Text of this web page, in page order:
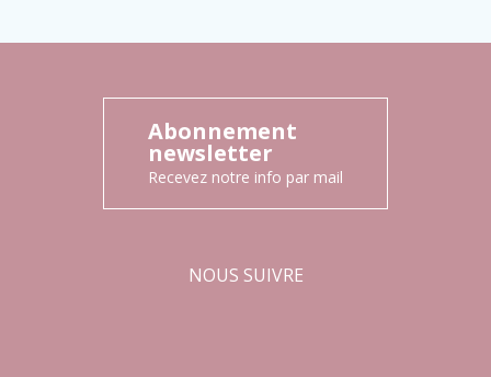
Abonnement
newsletter
Recevez notre info par mail
NOUS SUIVRE